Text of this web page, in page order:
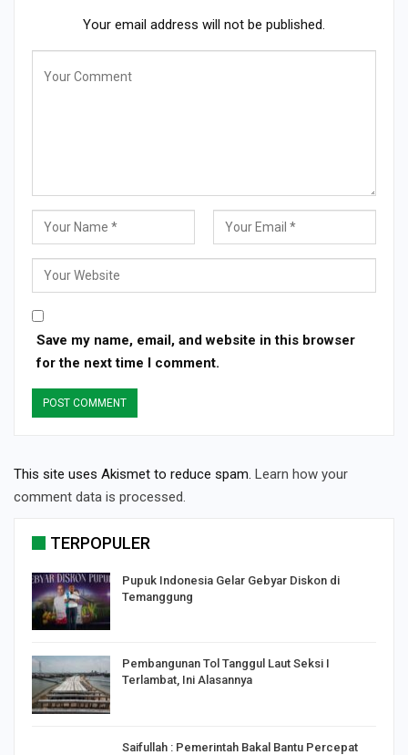
Your email address will not be published.
Save my name, email, and website in this browser
for the next time I comment.
This site uses Akismet to reduce spam. Learn how your
comment data is processed.
TERPOPULER
Pupuk Indonesia Gelar Gebyar Diskon di
Temanggung
Pembangunan Tol Tanggul Laut Seksi I
Terlambat, Ini Alasannya
Saifullah : Pemerintah Bakal Bantu Percepat